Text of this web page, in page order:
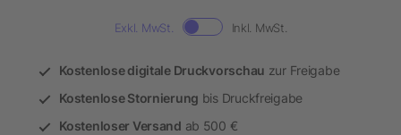
Exkl. MwSt. Inkl. MwSt.
Kostenlose digitale Druckvorschau zur Freigabe
Kostenlose Stornierung bis Druckfreigabe
Kostenloser Versand ab 500 €